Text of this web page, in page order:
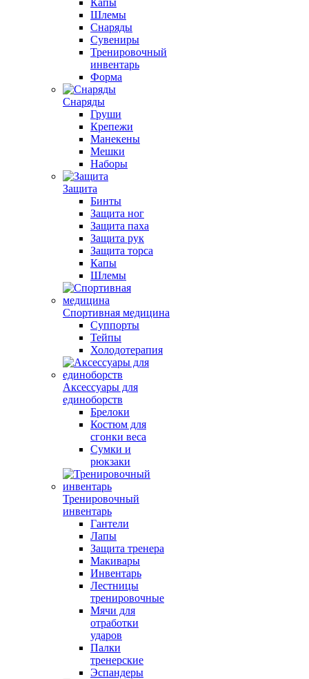
Капы
Шлемы
Снаряды
Сувениры
Тренировочный
инвентарь
Форма
Снаряды
Груши
Крепежи
Манекены
Мешки
Наборы
Защита
Бинты
Защита ног
Защита паха
Защита рук
Защита торса
Капы
Шлемы
Спортивная медицина
Суппорты
Тейпы
Холодотерапия
Аксессуары для
единоборств
Брелоки
Костюм для
сгонки веса
Сумки и
рюкзаки
Тренировочный
инвентарь
Гантели
Лапы
Защита тренера
Макивары
Инвентарь
Лестницы
тренировочные
Мячи для
отработки
ударов
Палки
тренерские
Эспандеры